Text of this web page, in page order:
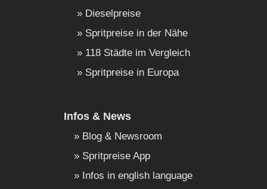
Dieselpreise
Spritpreise in der Nähe
118 Städte im Vergleich
Spritpreise in Europa
Infos & News
Blog & Newsroom
Spritpreise App
Infos in english language